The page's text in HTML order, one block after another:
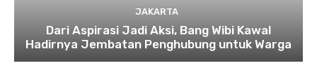
JAKARTA
Dari Aspirasi Jadi Aksi, Bang Wibi Kawal
Hadirnya Jembatan Penghubung untuk Warga